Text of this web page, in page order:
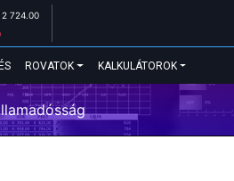
2 724.00
ROVATOK KALKULÁTOROK